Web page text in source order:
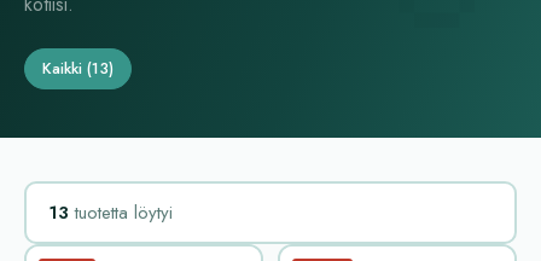
Kaikki (13)
13 tuotetta löytyi